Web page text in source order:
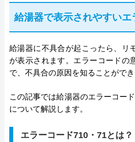
給湯器で表示されやすいエ
給湯器に不具合が起こったら、リ
が表示されます。エラーコードの
で、不具合の原因を知ることができ
この記事では給湯器のエラーコー
について解説します。
エラーコード710・71とは？